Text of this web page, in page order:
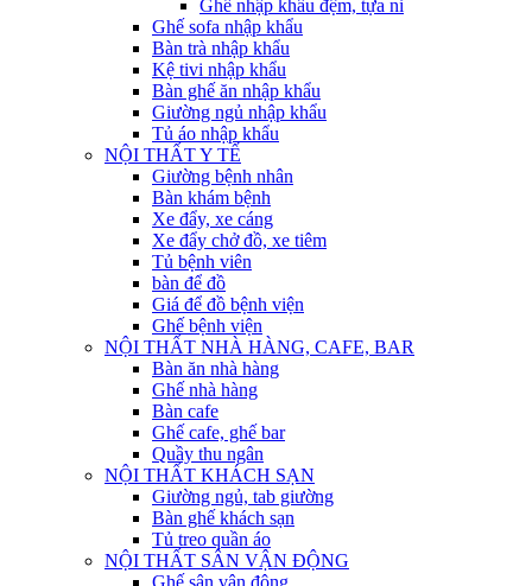
Ghế nhập khẩu đệm, tựa nỉ
Ghế sofa nhập khẩu
Bàn trà nhập khẩu
Kệ tivi nhập khẩu
Bàn ghế ăn nhập khẩu
Giường ngủ nhập khẩu
Tủ áo nhập khẩu
NỘI THẤT Y TẾ
Giường bệnh nhân
Bàn khám bệnh
Xe đẩy, xe cáng
Xe đẩy chở đồ, xe tiêm
Tủ bệnh viên
bàn để đồ
Giá để đồ bệnh viện
Ghế bệnh viện
NỘI THẤT NHÀ HÀNG, CAFE, BAR
Bàn ăn nhà hàng
Ghế nhà hàng
Bàn cafe
Ghế cafe, ghế bar
Quầy thu ngân
NỘI THẤT KHÁCH SẠN
Giường ngủ, tab giường
Bàn ghế khách sạn
Tủ treo quần áo
NỘI THẤT SÂN VẬN ĐỘNG
Ghế sân vận động